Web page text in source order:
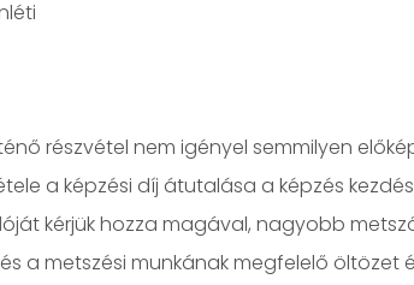
részvétel nem igényel semmilyen
a képzési díj átutalása a képzés
kérjük hozza magával, nagyobb
a metszési munkának megfelelő öltözet